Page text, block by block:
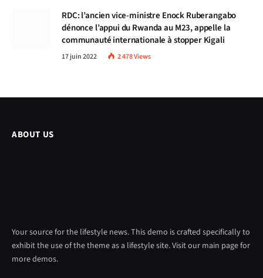
RDC: l’ancien vice-ministre Enock Ruberangabo
dénonce l’appui du Rwanda au M23, appelle la
communauté internationale à stopper Kigali
17 juin 2022 2 478Views
ABOUT US
Your source for the lifestyle news. This demo is crafted specifically to
exhibit the use of the theme as a lifestyle site. Visit our main page for
more demos.